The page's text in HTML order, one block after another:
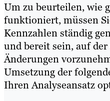
Um zu beurteilen, wie
funktioniert, müssen
Kennzahlen ständig
und bereit sein, auf
Änderungen
Umsetzung der
Ihren Analyseansatz